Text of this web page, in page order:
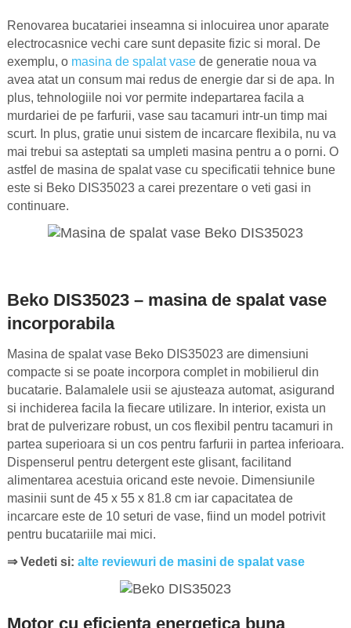
Renovarea bucatariei inseamna si inlocuirea unor aparate
electrocasnice vechi care sunt depasite fizic si moral. De
exemplu, o masina de spalat vasede generatie noua va
avea atat un consum mai redus de energie dar si de apa. In
plus, tehnologiile noi vor permite indepartarea facila a
murdariei de pe farfurii, vase sau tacamuri intr-un timp mai
scurt. In plus, gratie unui sistem de incarcare flexibila, nu va
mai trebui sa asteptati sa umpleti masina pentru a o porni. O
astfel de masina de spalat vase cu specificatii tehnice bune
este si Beko DIS35023 a carei prezentare o veti gasi in
continuare.
Beko DIS35023 – masina de spalat vase
incorporabila
Masina de spalat vase Beko DIS35023 are dimensiuni
compacte si se poate incorpora complet in mobilierul din
bucatarie. Balamalele usii se ajusteaza automat, asigurand
si inchiderea facila la fiecare utilizare. In interior, exista un
brat de pulverizare robust, un cos flexibil pentru tacamuri in
partea superioara si un cos pentru farfurii in partea inferioara.
Dispenserul pentru detergent este glisant, facilitand
alimentarea acestuia oricand este nevoie. Dimensiunile
masinii sunt de 45 x 55 x 81.8 cm iar capacitatea de
incarcare este de 10 seturi de vase, fiind un model potrivit
pentru bucatariile mai mici.
⇒ Vedeti si: alte reviewuri de masini de spalat vase
Motor cu eficienta energetica buna